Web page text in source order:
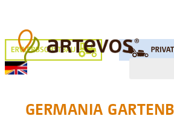
GERMANIA